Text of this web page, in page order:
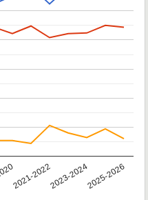
2021-20222023-20242025-2026